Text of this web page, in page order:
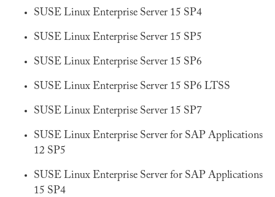
SUSE Linux Enterprise Server 15 SP4
SUSE Linux Enterprise Server 15 SP5
SUSE Linux Enterprise Server 15 SP6
SUSE Linux Enterprise Server 15 SP6 LTSS
SUSE Linux Enterprise Server 15 SP7
SUSE Linux Enterprise Server for SAP Applications
12 SP5
SUSE Linux Enterprise Server for SAP Applications
15 SP4